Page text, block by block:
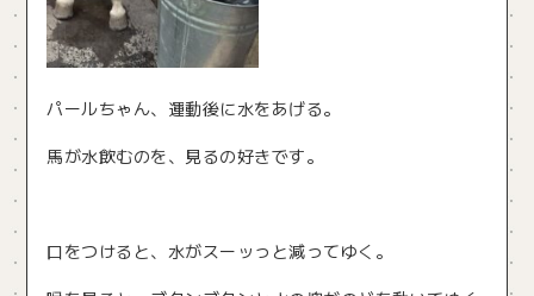
パールちゃん、運動後に水をあげる。
馬が水飲むのを、見るの好きです。
口をつけると、水がスーッっと減ってゆく。